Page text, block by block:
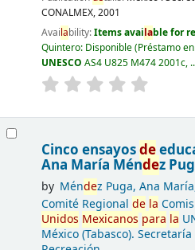
CONALMEX,2001
Availability:Items available for
Quintero: Disponible (Préstamo
UNESCO AS4 U825 M474 2001c, ..
Cinco ensayosde
Ana María Méndez
by Méndez Puga, Ana
Comité Regional de la
Unidos Mexicanos para la
México (Tabasco). Secretaría